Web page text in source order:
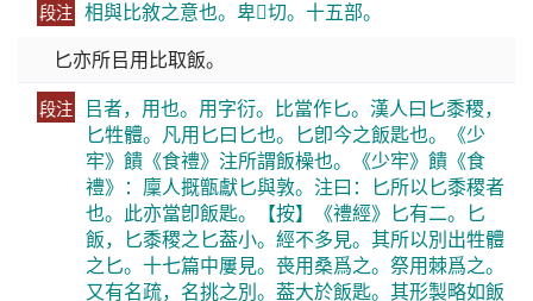
段注 相與比敘之意也。卑𡳐切。十五部。
匕亦所㠯用比取飯。
段注
㠯者，用也。用字衍。比當作匕。漢人曰匕黍稷，
匕牲體。凡用匕曰匕也。匕卽今之飯匙也。《少
牢》饋《食禮》注所謂飯橾也。《少牢》饋《食
禮》：廩人摡甑獻匕與敦。注曰：匕所以匕黍稷者
也。此亦當卽飯匙。【按】《禮經》匕有二。匕
飯，匕黍稷之匕葢小。經不多見。其所以別出牲體
之匕。十七篇中屢見。䘮用桑爲之。祭用棘爲之。
又有名疏，名挑之別。葢大於飯匙。其形製略如飯